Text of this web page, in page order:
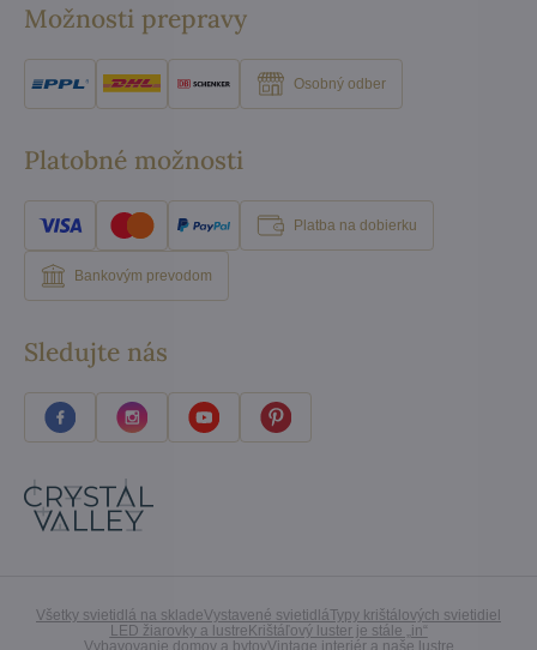
Možnosti prepravy
Osobný odber
Platobné možnosti
Platba na dobierku
Bankovým prevodom
Sledujte nás
Všetky svietidlá na skladeVystavené svietidláTypy krištálových svietidiel
LED žiarovky a lustreKrištáľový luster je stále „in“
Vybavovanie domov a bytovVintage interiér a naše lustre